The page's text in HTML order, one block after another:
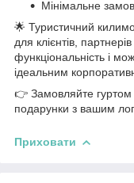
Мінімальне
🌟 Туристичний
для клієнтів,
функціональність і
ідеальним
👉 Замовляйте гуртом
подарунки з вашим
Приховати